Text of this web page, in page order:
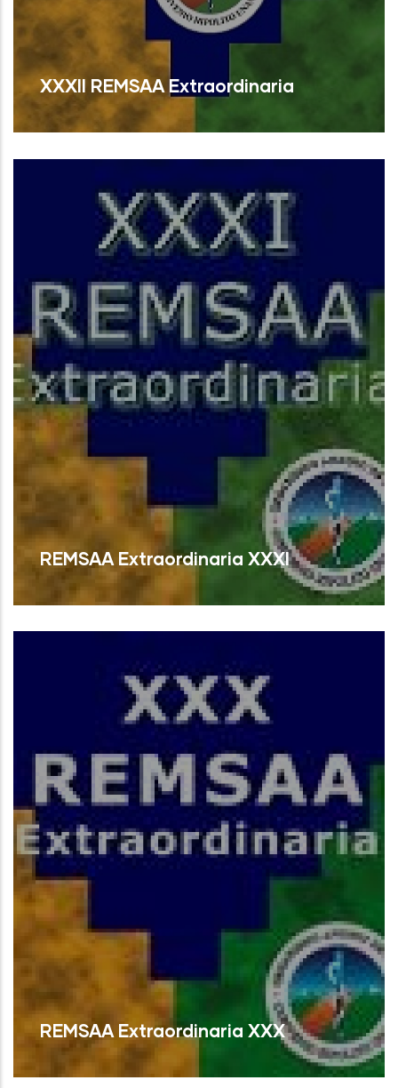
XXXII REMSAA Extraordinaria
Read More
REMSAA Extraordinaria XXXI
REMSAA Extraordinaria XXX